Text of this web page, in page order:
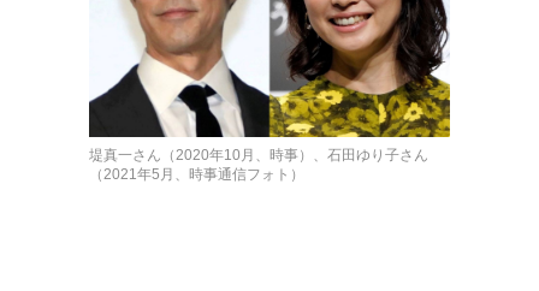
堤真一さん（2020年10月、時事）、石田ゆり子さん
（2021年5月、時事通信フォト）